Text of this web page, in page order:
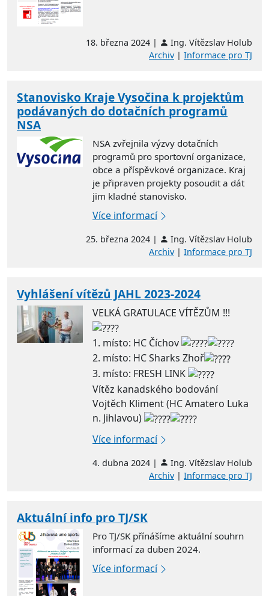
18. března 2024 |
Ing. Vítězslav Holub
Archiv| Informace pro TJ
Stanovisko Kraje Vysočina k projektům
podávaných do dotačních programů
NSA
NSA zvřejnila výzvy dotačních
programů pro sportovní organizace,
obce a příspěvkové organizace. Kraj
je připraven projekty posoudit a dát
jim kladné stanovisko.
Více informací
25. března 2024 |
Ing. Vítězslav Holub
Archiv| Informace pro TJ
Vyhlášení vítězů JAHL 2023-2024
VELKÁ GRATULACE VÍTĚZŮM !!!
1. místo: HC Číchov
2. místo: HC Sharks Zhoř
3. místo: FRESH LINK
Vítěz kanadského bodování
Vojtěch Kliment (HC Amatero Luka
n. Jihlavou)
Více informací
4. dubna 2024 |
Ing. Vítězslav Holub
Archiv| Informace pro TJ
Aktuální info pro TJ/SK
Pro TJ/SK přínášíme aktuální souhrn
informací za duben 2024.
Více informací